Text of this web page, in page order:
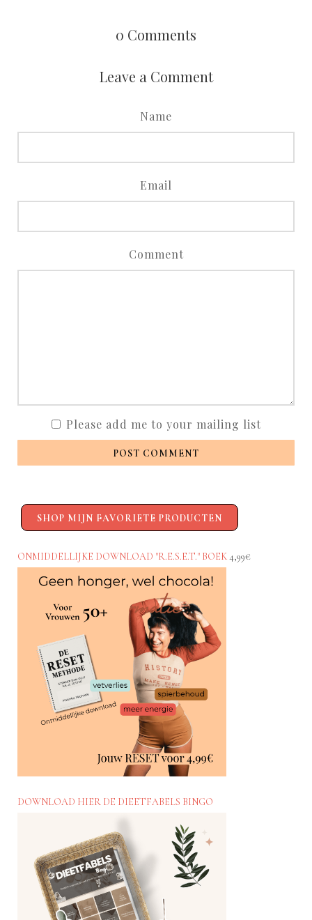
0 Comments
Leave a Comment
Name
Email
Comment
Please add me to your mailing list
POST COMMENT
SHOP MIJN FAVORIETE PRODUCTEN
ONMIDDELLIJKE DOWNLOAD "R.E.S.E.T." BOEK4,99€
DOWNLOAD HIER DE DIEETFABELS BINGO